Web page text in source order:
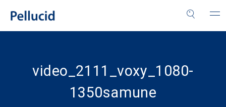
video_2111_voxy_1080-
1350samune